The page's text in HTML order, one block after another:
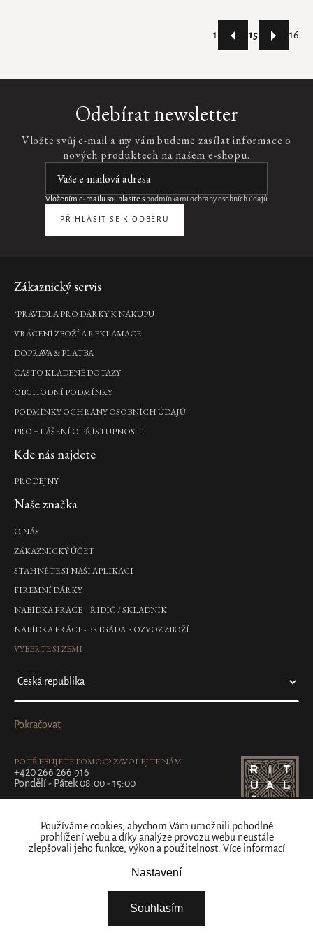
Používáme cookies, abychom Vám umožnili pohodlné
prohlížení webu a díky analýze provozu webu neustále
zlepšovali jeho funkce, výkon a použitelnost. Více informací
Nastavení
Souhlasím
prvky
1 15 16
Odebírat newsletter
Vložte svůj e-mail a my vám budeme zasílat informace o
nových produktech na našem e-shopu.
Vložením e-mailu souhlasíte s podmínkami ochrany osobních údajů
PŘIHLÁSIT SE K ODBĚRU
Zápatí
Zákaznický servis
*PRAVIDLA PRO DÁRKY K NÁKUPU
VRÁCENÍ ZBOŽÍ A REKLAMACE
DOPRAVA & PLATBA
ČASTO KLADENÉ DOTAZY
OBCHODNÍ PODMÍNKY
PODMÍNKY OCHRANY OSOBNÍCH ÚDAJŮ
PROHLÁŠENÍ O PŘÍSTUPNOSTI
Kde nás najdete
PRODEJNY
Naše značka
O NÁS
ZÁKAZNICKÝ ÚČET
STÁHNĚTE SI NAŠÍ APLIKACI
FIREMNÍ DÁRKY
NABÍDKA PRÁCE – ŘIDIČ / SKLADNÍK
NABÍDKA PRÁCE - BRIGÁDA ROZVOZ ZBOŽÍ
VYBERTE SI ZEMI
Pokračovat
POTŘEBUJETE POMOC? ZAVOLEJTE NÁM
+420 266 266 916
Pondělí - Pátek 08:00 - 15:00